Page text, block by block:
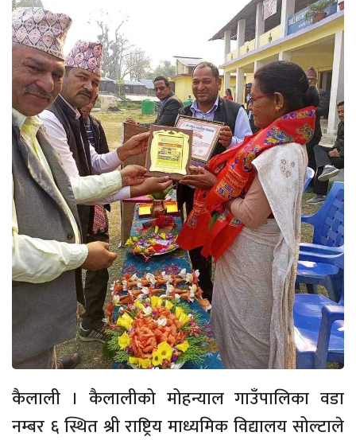
कैलाली । कैलालीको मोहन्याल गाउँपालिका वडा
नम्बर ६ स्थित श्री राष्ट्रिय माध्यमिक विद्यालय सोल्टाले